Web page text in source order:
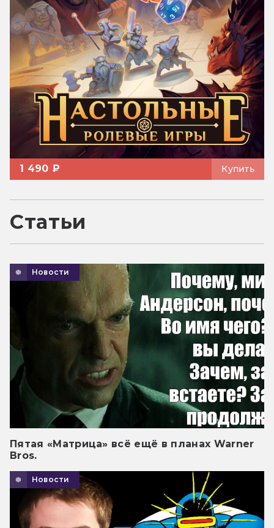
1 490 ₽ Купить
Статьи
Новости
Пятая «Матрица» всё ещё в планах Warner
Bros.
Новости